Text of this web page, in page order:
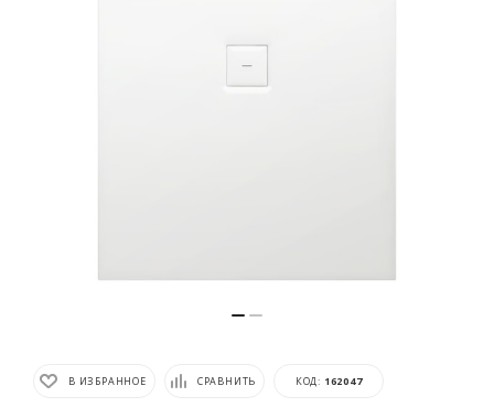
В ИЗБРАННОЕ СРАВНИТЬ КОД: 162047